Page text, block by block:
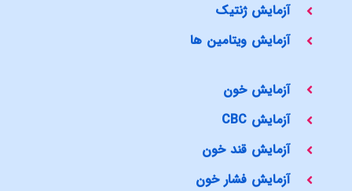
آزمایش ژنتیک
آزمایش ویتامین ها
آزمایش خون
آزمایش CBC
آزمایش قند خون
آزمایش فشار خون